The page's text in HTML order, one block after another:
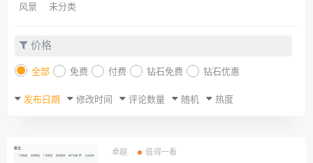
风景 未分类
价格
全部 免费 付费 钻石免费 钻石优惠
发布日期 修改时间 评论数量 随机 热度
卓越 值得一看